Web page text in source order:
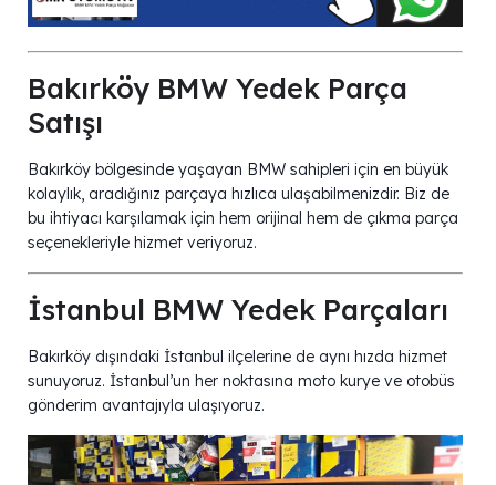
Bakırköy BMW Yedek Parça
Satışı
Bakırköy bölgesinde yaşayan BMW sahipleri için en büyük
kolaylık, aradığınız parçaya hızlıca ulaşabilmenizdir. Biz de
bu ihtiyacı karşılamak için hem orijinal hem de çıkma parça
seçenekleriyle hizmet veriyoruz.
İstanbul BMW Yedek Parçaları
Bakırköy dışındaki İstanbul ilçelerine de aynı hızda hizmet
sunuyoruz. İstanbul’un her noktasına moto kurye ve otobüs
gönderim avantajıyla ulaşıyoruz.